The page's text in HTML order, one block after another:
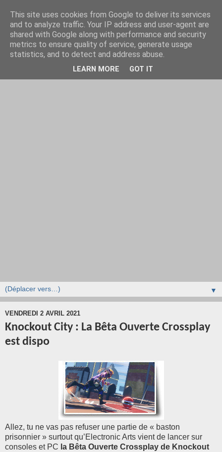
▼
VENDREDI 2 AVRIL 2021
Knockout City : La Bêta Ouverte Crossplay
est dispo
Allez, tu ne vas pas refuser une partie de « baston
prisonnier » surtout qu’Electronic Arts vient de lancer sur
consoles et PC la Bêta Ouverte Crossplay de Knockout
This site uses cookies from Google to deliver its services
and to analyze traffic. Your IP address and user-agent are
shared with Google along with performance and security
metrics to ensure quality of service, generate usage
statistics, and to detect and address abuse.
LEARN MORE GOT IT